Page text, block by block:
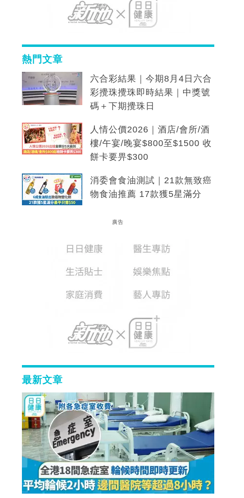
熱門文章
六合彩結果｜今期8月4日六合
彩攪珠攪珠即時結果｜中獎號
碼＋下期攪珠日
人情公價2026｜酒店/會所/酒
樓/午宴/晚宴$800至$1500 收
餅卡要畀$300
消委會食油測試｜21款無致癌
物食油推薦 17款獲5星滿分
廣告
最新文章